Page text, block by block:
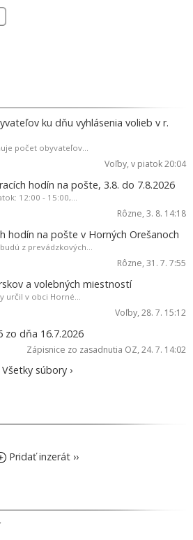
ku dňu vyhlásenia volieb v r.
počet obyvateľov...
Voľby, v piatok 20:04
hodín na pošte, 3.8. do 7.8.2026
12:00 - 15:00,...
Rôzne, 3. 8. 14:18
hodín na pošte v Horných Orešanoch
z prevádzkových...
Rôzne, 31. 7. 7:55
a volebných miestností
v obci Horné...
Voľby, 28. 7. 15:12
zo dňa 16.7.2026
Zápisnice zo zasadnutia OZ, 24. 7. 14:02
Všetky súbory ›
Pridať inzerát ››